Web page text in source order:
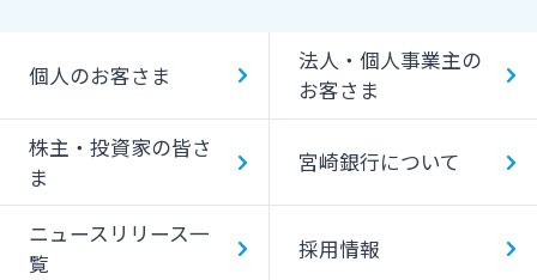
個人のお客さま
法人・個人事業主の
お客さま
株主・投資家の皆さ
ま
宮崎銀行について
ニュースリリース一
覧
採用情報